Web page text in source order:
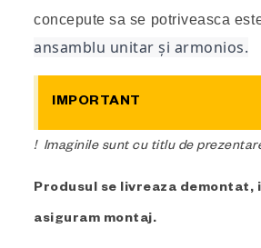
concepute sa se potriveasca
ansamblu unitar și armonios.
IMPORTANT
! Imaginile sunt cu titlu de
Produsul se livreaza
asiguram montaj.